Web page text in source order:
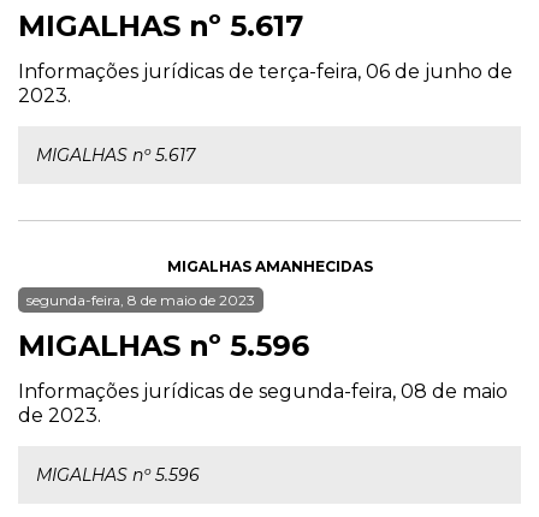
MIGALHAS nº 5.617
Informações jurídicas de terça-feira, 06 de junho de
2023.
MIGALHAS nº 5.617
MIGALHAS AMANHECIDAS
segunda-feira, 8 de maio de 2023
MIGALHAS nº 5.596
Informações jurídicas de segunda-feira, 08 de maio
de 2023.
MIGALHAS nº 5.596